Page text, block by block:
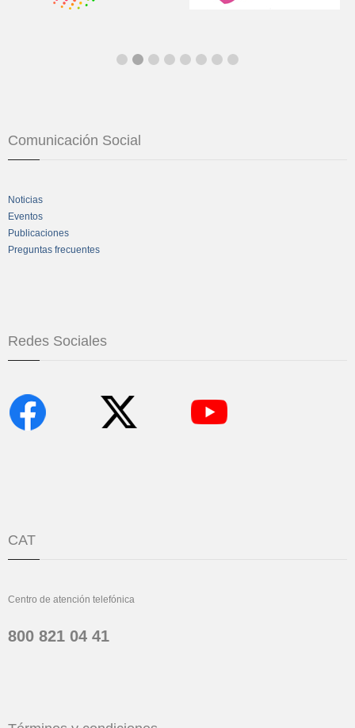
Comunicación Social
Noticias
Eventos
Publicaciones
Preguntas frecuentes
Redes Sociales
CAT
Centro de atención telefónica
800 821 04 41